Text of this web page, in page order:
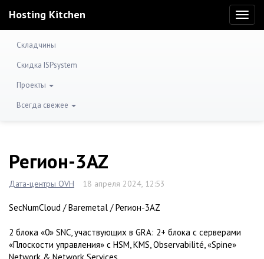
Hosting Kitchen
Складчины
Скидка ISPsystem
Проекты
Всегда свежее
Регион-3AZ
Дата-центры OVH 18 апреля 2024, 12:53
SecNumCloud / Baremetal / Регион-3AZ
2 блока «0» SNC, участвующих в GRA: 2+ блока с серверами
«Плоскости управления» с HSM, KMS, Observabilité, «Spine»